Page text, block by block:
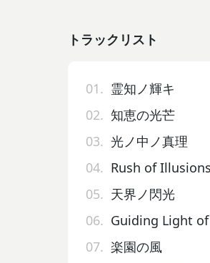
トラックリスト
01. 霊知ノ輝キ
02. 知恵の光芒
03. 光ノ中ノ真理
04. Rush of Illusions
05. 天界ノ閃光
06. Guiding Light
07. 楽園の風